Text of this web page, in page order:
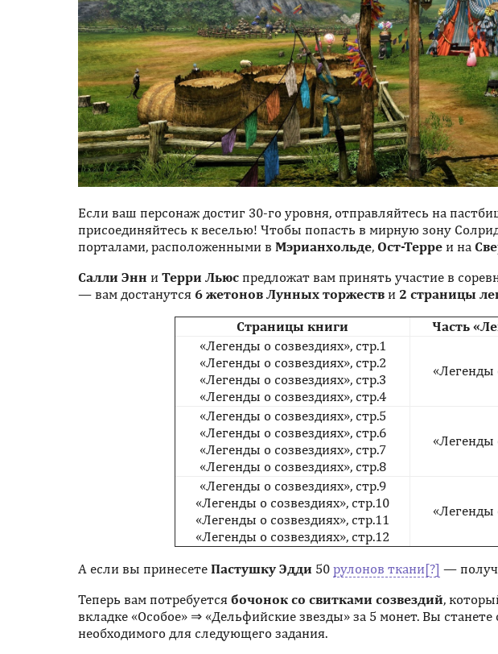
Если ваш персонаж достиг 30-го уровня, отправляйтесь на
присоединяйтесь к веселью! Чтобы попасть в мирную зону
порталами, расположенными в Мэрианхольде, Ост-Терре и на
Салли Энн и Терри Льюс предложат вам принять участие в
— вам достанутся 6 жетонов Лунных торжеств и 2 страницы
Страницы книги
Часть
«Легенды о созвездиях», стр.1
«Легенды о созвездиях», стр.2
«Легенды о созвездиях», стр.3
«Легенды о созвездиях», стр.4
«Легенды
«Легенды о созвездиях», стр.5
«Легенды о созвездиях», стр.6
«Легенды о созвездиях», стр.7
«Легенды о созвездиях», стр.8
«Легенды
«Легенды о созвездиях», стр.9
«Легенды о созвездиях», стр.10
«Легенды о созвездиях», стр.11
«Легенды о созвездиях», стр.12
«Легенды
А если вы принесете Пастушку Эдди 50 рулонов ткани —
Теперь вам потребуется бочонок со свитками созвездий,
вкладке «Особое» ⇒ «Дельфийские звезды» за 5 монет. Вы
необходимого для следующего задания.